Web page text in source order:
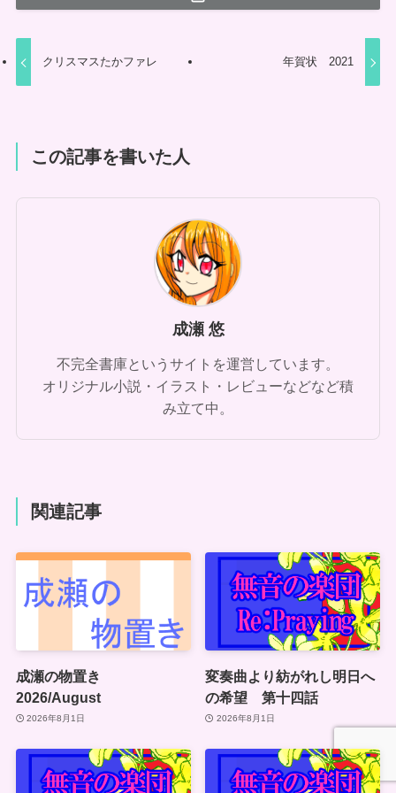
クリスマスたかファレ 年賀状 2021
この記事を書いた人
成瀬 悠
不完全書庫というサイトを運営しています。
オリジナル小説・イラスト・レビューなどなど積
み立て中。
関連記事
成瀬の物置き
2026/August
2026年8月1日
変奏曲より紡がれし明日へ
の希望 第十四話
2026年8月1日